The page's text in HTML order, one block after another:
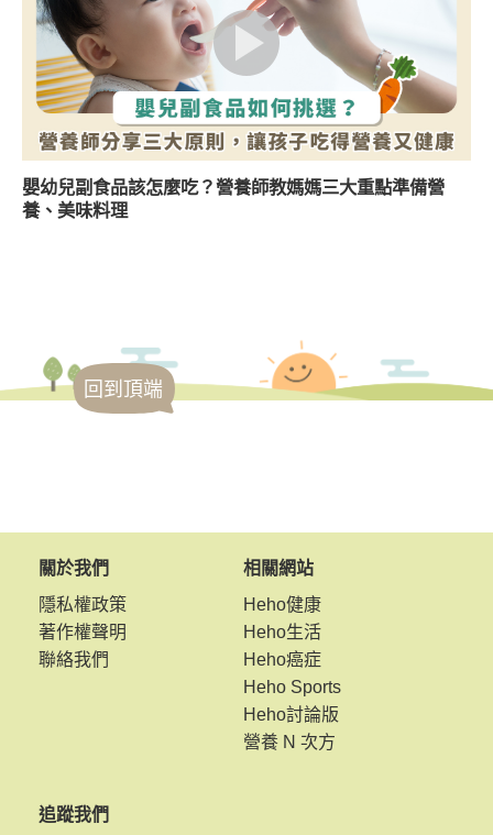
嬰幼兒副食品該怎麼吃？營養師教媽媽三大重點準備營
養、美味料理
回到頂端
關於我們
隱私權政策
著作權聲明
聯絡我們
相關網站
Heho健康
Heho生活
Heho癌症
Heho Sports
Heho討論版
營養 N 次方
追蹤我們